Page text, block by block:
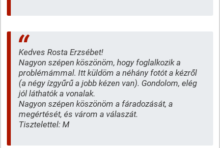
Kedves Rosta Erzsébet!
Nagyon szépen köszönöm, hogy foglalkozik a
problémámmal. Itt küldöm a néhány fotót a kézről
(a négy ízgyűrű a jobb kézen van). Gondolom, elég
jól láthatók a vonalak.
Nagyon szépen köszönöm a fáradozását, a
megértését, és várom a válaszát.
Tisztelettel: M